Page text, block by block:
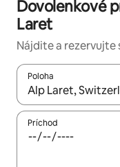
Dovolenkové
Laret
Nájdite a rezervujte
Poloha
Keď budú výsledky
Príchod